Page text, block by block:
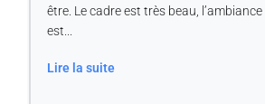
être. Le cadre est très beau, l’ambiance
est...
Lire la suite